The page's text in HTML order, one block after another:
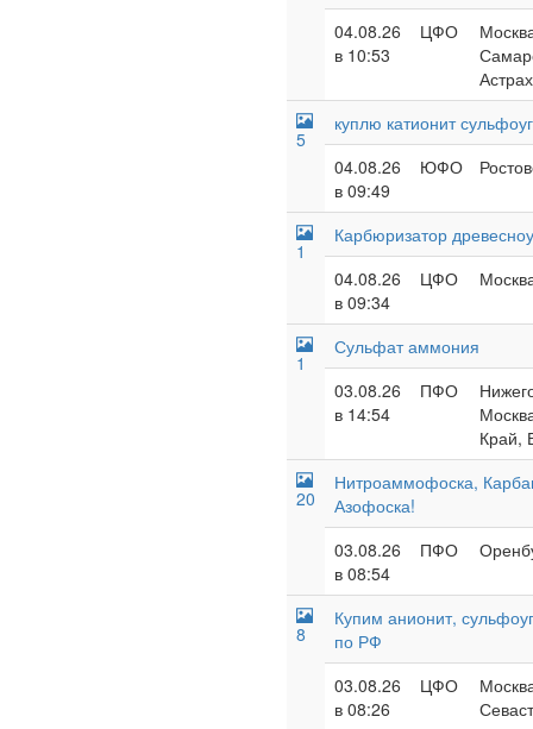
04.08.26
в 10:53
ЦФО
5
куплю катионит
04.08.26
в 09:49
ЮФО
1
Карбюризатор
04.08.26
в 09:34
ЦФО
1
Сульфат аммония
03.08.26
в 14:54
ПФО
Край,
20
Нитроаммофоска,
Азофоска!
03.08.26
в 08:54
ПФО
8
Купим анионит,
по РФ
03.08.26
в 08:26
ЦФО